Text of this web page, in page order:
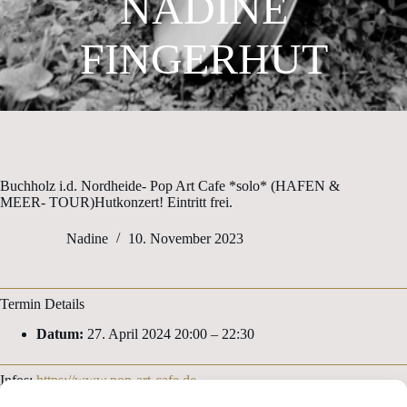
FINGERHUT
Buchholz i.d. Nordheide- Pop Art Cafe *solo* (HAFEN &
MEER- TOUR)Hutkonzert! Eintritt frei.
Nadine 10. November 2023
Termin Details
Datum: 27. April 2024 20:00 – 22:30
Infos:https://www.pop-art-cafe.de